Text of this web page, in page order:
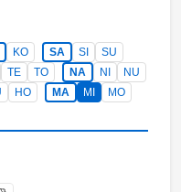
KO SA SI
SU
TE TO NA NI
NU
HO MA MI
MO